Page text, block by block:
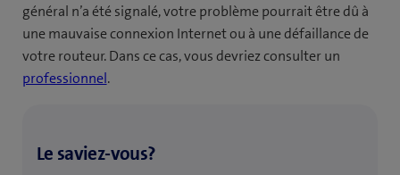
général n’a été signalé, votre problème pourrait être dû à
une mauvaise connexion Internet ou à une défaillance de
votre routeur. Dans ce cas, vous devriez consulter un
professionnel.
Le saviez-vous?